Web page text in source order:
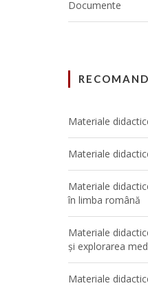
Documente
Materiale
Materiale
Materiale
în limba română
Materiale
și explorarea
Materiale